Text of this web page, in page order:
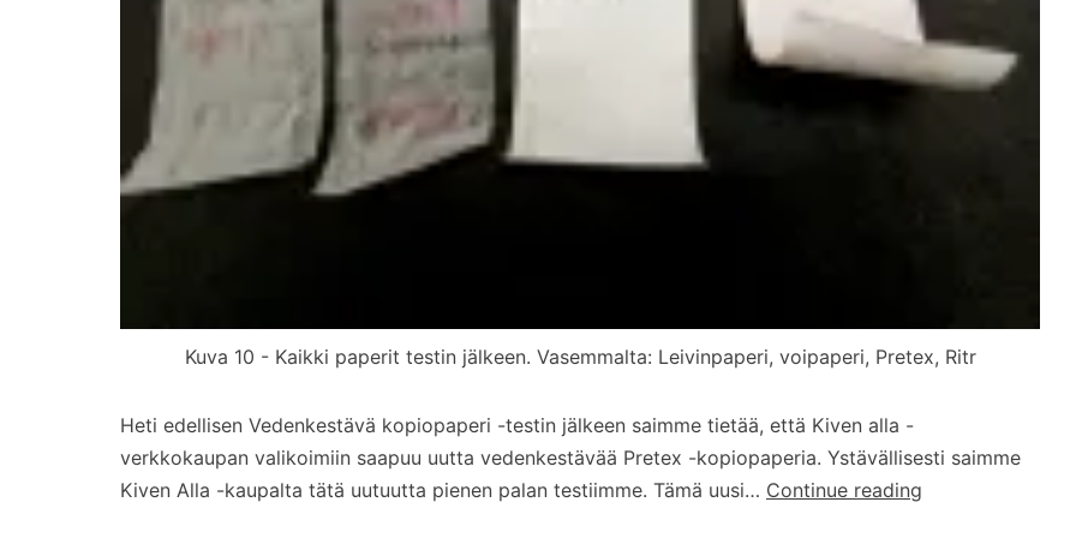
Kuva 10 - Kaikki paperit testin jälkeen. Vasemmalta: Leivinpaperi, voipaperi, Pretex, Ritr
Heti edellisen Vedenkestävä kopiopaperi -testin jälkeen saimme tietää, että Kiven alla -
verkkokaupan valikoimiin saapuu uutta vedenkestävää Pretex -kopiopaperia. Ystävällisesti saimme
Kiven Alla -kaupalta tätä uutuutta pienen palan testiimme. Tämä uusi… Continue reading